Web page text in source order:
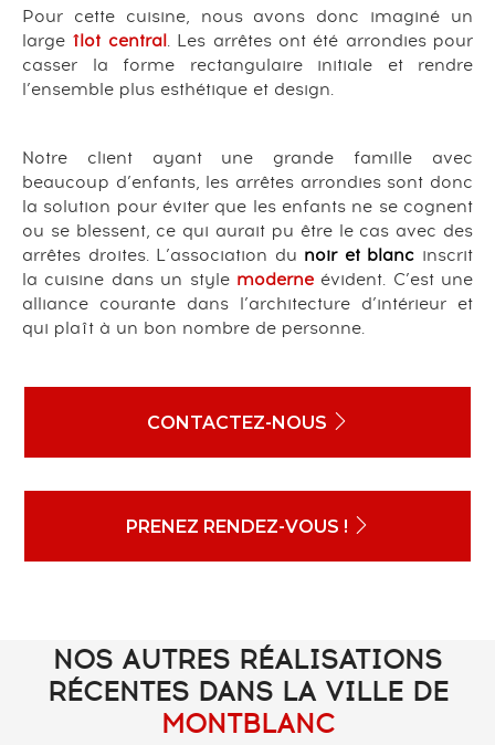
Pour cette cuisine, nous avons donc imaginé un
large îlot central. Les arrêtes ont été arrondies pour
casser la forme rectangulaire initiale et rendre
l’ensemble plus esthétique et design.
Notre client ayant une grande famille avec
beaucoup d’enfants, les arrêtes arrondies sont donc
la solution pour éviter que les enfants ne se cognent
ou se blessent, ce qui aurait pu être le cas avec des
arrêtes droites. L’association du noir et blanc inscrit
la cuisine dans un style moderneévident. C’est une
alliance courante dans l’architecture d’intérieur et
qui plaît à un bon nombre de personne.
CONTACTEZ-NOUS
PRENEZ RENDEZ-VOUS !
NOS AUTRES RÉALISATIONS
RÉCENTES DANS LA VILLE DE
MONTBLANC